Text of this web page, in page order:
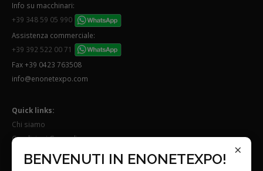
×
BENVENUTI IN ENONETEXPO!
Info su macchinari:
+39 348 59 05 990
Assistenza commerciale:
+39 392 522 00 71
Fax +39 0423 763508
info@enonetexpo.com
Quick links:
Chi siamo
Condizioni Generali
Lavora con noi